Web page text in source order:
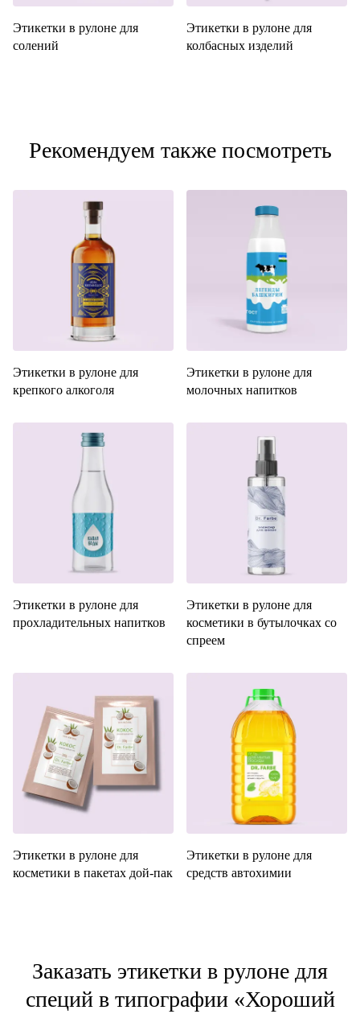
Этикетки в рулоне для
солений
Этикетки в рулоне для
колбасных изделий
Рекомендуем также посмотреть
Этикетки в рулоне для
крепкого алкоголя
Этикетки в рулоне для
молочных напитков
Этикетки в рулоне для
прохладительных напитков
Этикетки в рулоне для
косметики в бутылочках со
спреем
Этикетки в рулоне для
косметики в пакетах дой-пак
Этикетки в рулоне для
средств автохимии
Заказать этикетки в рулоне для
специй в типографии «Хороший